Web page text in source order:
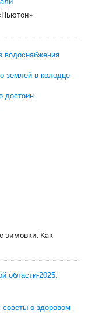
водоснабжения
землей в колодце
достоин
зимовки. Как
области-2025:
советы о здоровом